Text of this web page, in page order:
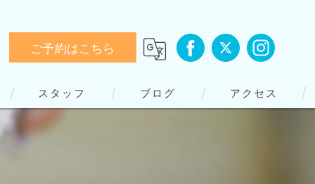
ご予約はこちら
スタッフ ブログ アクセス